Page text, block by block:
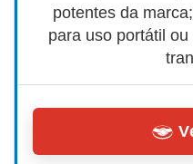
potentes da
para uso portátil